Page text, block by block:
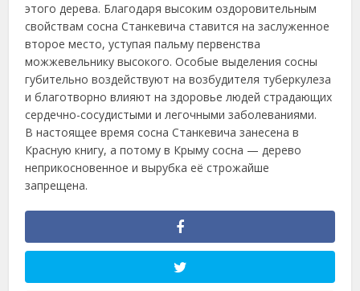
этого дерева. Благодаря высоким оздоровительным
свойствам сосна Станкевича ставится на заслуженное
второе место, уступая пальму первенства
можжевельнику высокого. Особые выделения сосны
губительно воздействуют на возбудителя туберкулеза
и благотворно влияют на здоровье людей страдающих
сердечно-сосудистыми и легочными заболеваниями.
В настоящее время сосна Станкевича занесена в
Красную книгу, а потому в Крыму сосна — дерево
неприкосновенное и вырубка её строжайше
запрещена.